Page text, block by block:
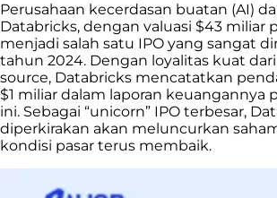
Perusahaan kecerdasan buatan (AI)
Databricks, dengan valuasi $43 miliar
menjadi salah satu IPO yang sangat
tahun 2024. Dengan loyalitas kuat
source, Databricks mencatatkan
$1 miliar dalam laporan keuangannya
ini. Sebagai “unicorn” IPO terbesar,
diperkirakan akan meluncurkan
kondisi pasar terus membaik.